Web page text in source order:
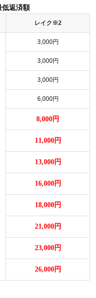
低返済額
レイク※2
3,000円
3,000円
3,000円
6,000円
8,000円
11,000円
13,000円
16,000円
18,000円
21,000円
23,000円
26,000円